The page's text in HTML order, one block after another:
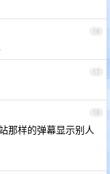
16
17
18
那样的弹幕显示别人